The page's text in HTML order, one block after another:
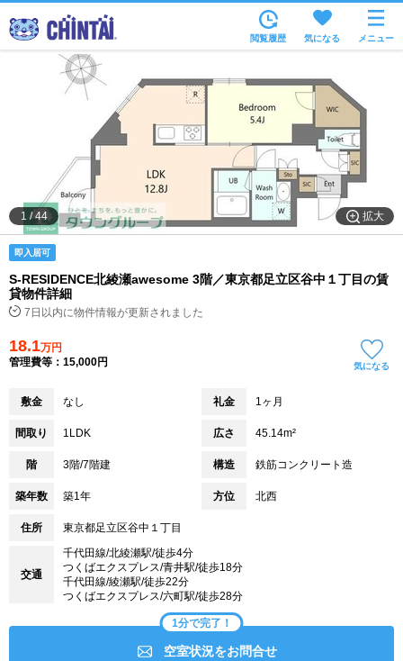
住所から
家賃相場から
通勤通学時間から
物件特集から
不動産会社から
閲覧履歴 気になる メニュー
拡大
1 /44
即入居可
S-RESIDENCE北綾瀬awesome 3階／東京都足立区谷中１丁目の賃
貸物件詳細
7日以内に物件情報が更新されました
18.1万円
管理費等：15,000円
気になる
敷金 なし 礼金 1ヶ月
間取り 1LDK 広さ 45.14m²
階 3階/7階建 構造 鉄筋コンクリート造
築年数 築1年 方位 北西
住所 東京都足立区谷中１丁目
交通
千代田線/北綾瀬駅/徒歩4分
つくばエクスプレス/青井駅/徒歩18分
千代田線/綾瀬駅/徒歩22分
つくばエクスプレス/六町駅/徒歩28分
1分で完了！
空室状況をお問合せ